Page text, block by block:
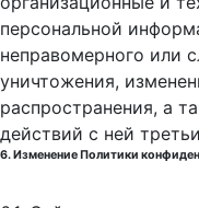
персональной
неправомерного или
уничтожения,
распространения, а
действий с ней
6. Изменение Политики